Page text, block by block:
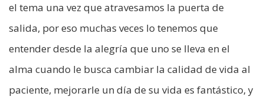
el tema una vez que atravesamos la puerta de
salida, por eso muchas veces lo tenemos que
entender desde la alegría que uno se lleva en el
alma cuando le busca cambiar la calidad de vida al
paciente, mejorarle un día de su vida es fantástico, y